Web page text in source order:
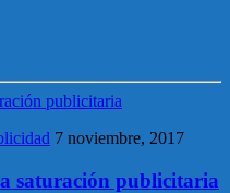
7 noviembre, 2017
saturación publicitaria